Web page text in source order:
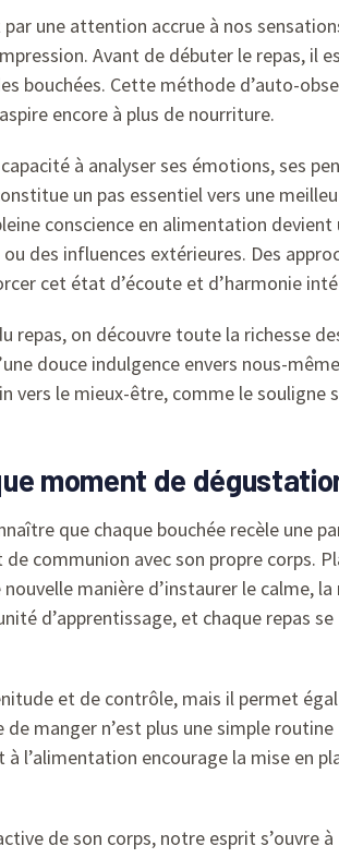
une attention accrue à nos
Avant de débuter le repas, il
bouchées. Cette méthode d’auto-
encore à plus de nourriture.
à analyser ses émotions, ses
un pas essentiel vers une
conscience en alimentation
des influences extérieures. Des
cet état d’écoute et d’harmonie
repas, on découvre toute la richesse
douce indulgence envers nous-
le mieux-être, comme le souligne
moment de
que chaque bouchée recèle une
communion avec son propre corps.
manière d’instaurer le calme,
d’apprentissage, et chaque repas
et de contrôle, mais il permet
manger n’est plus une simple
encourage la mise en
de son corps, notre esprit s’ouvre